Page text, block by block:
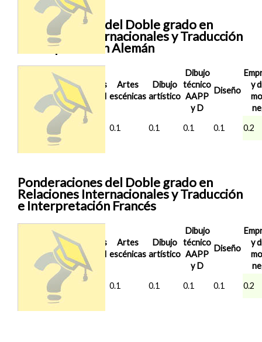
Ponderaciones del Doble grado en
Relaciones Internacionales y Traducción
e interpretación Alemán
Nota de
Corte
2025/26
Análisis
musical
Artes
escénicas
Dibujo
artístico
Dibujo
técnico
AAPP
y D
Diseño
y
11.57 0.1 0.1 0.1 0.1 0.2
Ponderaciones del Doble grado en
Relaciones Internacionales y Traducción
e Interpretación Francés
Nota de
Corte
2025/26
Análisis
musical
Artes
escénicas
Dibujo
artístico
Dibujo
técnico
AAPP
y D
Diseño
y
12.729 0.1 0.1 0.1 0.1 0.2